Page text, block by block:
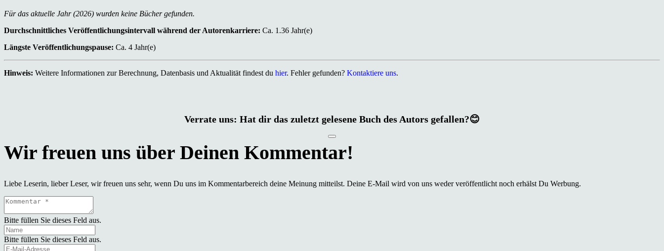
Für das aktuelle Jahr (2026) wurden keine Bücher gefunden.
Durchschnittliches Veröffentlichungsintervall während der Autorenkarriere: Ca. 1.36 Jahr(e)
Längste Veröffentlichungspause: Ca. 4 Jahr(e)
Hinweis: Weitere Informationen zur Berechnung, Datenbasis und Aktualität findest du hier. Fehler gefunden? Kontaktiere uns.
Verrate uns: Hat dir das zuletzt gelesene Buch des Autors gefallen?😊
Liebe Leserin, lieber Leser, wir freuen uns sehr, wenn Du uns im Kommentarbereich deine Meinung mitteilst. Deine E-Mail wird von uns weder veröffentlicht noch erhälst Du Werbung.
Bitte füllen Sie dieses Feld aus.
Bitte füllen Sie dieses Feld aus.